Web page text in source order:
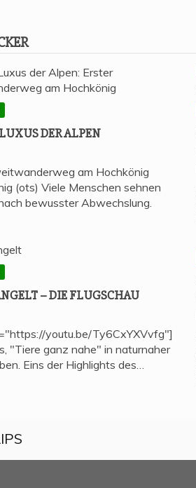
DER ALPEN
am Hochkönig
(ots) Viele Menschen sehnen
bewusster Abwechslung.
– DIE FLUGSCHAU
youtu.be/Ty6CxYXVvfg"]
"Tiere ganz nahe" in naturnaher
Eins der Highlights des…